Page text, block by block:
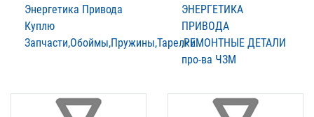
Энергетика Привода
Куплю
Запчасти,Обоймы,Пружины,Тарелки..
ЭНЕРГЕТИКА
ПРИВОДА
,РЕМОНТНЫЕ ДЕТАЛИ
про-ва ЧЗМ